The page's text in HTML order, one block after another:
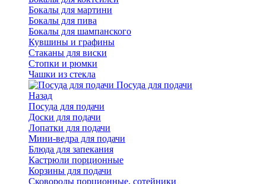
Бокалы для мартини
Бокалы для пива
Бокалы для шампанского
Кувшины и графины
Стаканы для виски
Стопки и рюмки
Чашки из стекла
Посуда для подачи
Назад
Посуда для подачи
Доски для подачи
Лопатки для подачи
Мини-ведра для подачи
Блюда для запекания
Кастрюли порционные
Корзины для подачи
Сковороды порционные, сотейники